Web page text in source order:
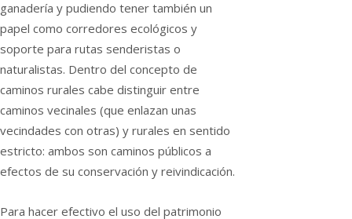
ganadería y pudiendo tener también un
papel como corredores ecológicos y
soporte para rutas senderistas o
naturalistas. Dentro del concepto de
caminos rurales cabe distinguir entre
caminos vecinales (que enlazan unas
vecindades con otras) y rurales en sentido
estricto: ambos son caminos públicos a
efectos de su conservación y reivindicación.
Para hacer efectivo el uso del patrimonio